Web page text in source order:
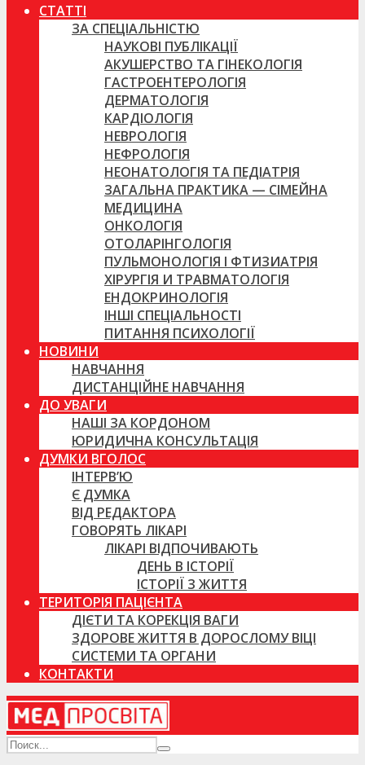
СТАТТІ
ЗА СПЕЦІАЛЬНІСТЮ
НАУКОВІ ПУБЛІКАЦІЇ
АКУШЕРСТВО ТА ГІНЕКОЛОГІЯ
ГАСТРОЕНТЕРОЛОГІЯ
ДЕРМАТОЛОГІЯ
КАРДІОЛОГІЯ
НЕВРОЛОГІЯ
НЕФРОЛОГІЯ
НЕОНАТОЛОГІЯ ТА ПЕДІАТРІЯ
ЗАГАЛЬНА ПРАКТИКА — СІМЕЙНА
МЕДИЦИНА
ОНКОЛОГІЯ
ОТОЛАРІНГОЛОГІЯ
ПУЛЬМОНОЛОГІЯ І ФТИЗИАТРІЯ
ХІРУРГІЯ И ТРАВМАТОЛОГІЯ
ЕНДОКРИНОЛОГІЯ
ІНШІ СПЕЦІАЛЬНОСТІ
ПИТАННЯ ПСИХОЛОГІЇ
НОВИНИ
НАВЧАННЯ
ДИСТАНЦІЙНЕ НАВЧАННЯ
ДО УВАГИ
НАШІ ЗА КОРДОНОМ
ЮРИДИЧНА КОНСУЛЬТАЦІЯ
ДУМКИ ВГОЛОС
ІНТЕРВ’Ю
Є ДУМКА
ВІД РЕДАКТОРА
ГОВОРЯТЬ ЛІКАРІ
ЛІКАРІ ВІДПОЧИВАЮТЬ
ДЕНЬ В ІСТОРІЇ
ІСТОРІЇ З ЖИТТЯ
ТЕРИТОРІЯ ПАЦІЄНТА
ДІЄТИ ТА КОРЕКЦІЯ ВАГИ
ЗДОРОВЕ ЖИТТЯ В ДОРОСЛОМУ ВІЦІ
СИСТЕМИ ТА ОРГАНИ
КОНТАКТИ